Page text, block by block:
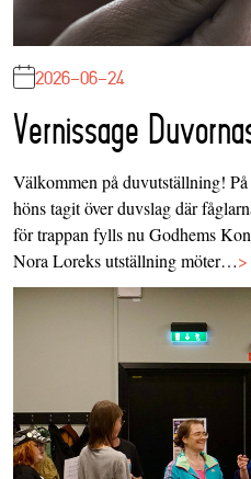
2026-06-24
Vernissage
Välkommen på duvutställning!
höns tagit över duvslag där
för trappan fylls nu Godhems
Nora Loreks utställning möter…>